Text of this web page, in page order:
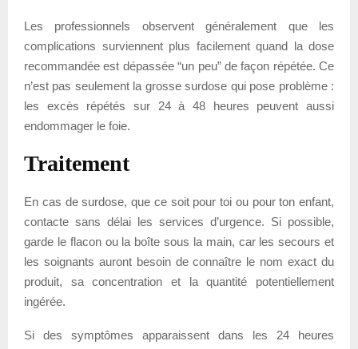
Les professionnels observent généralement que les
complications surviennent plus facilement quand la dose
recommandée est dépassée “un peu” de façon répétée. Ce
n’est pas seulement la grosse surdose qui pose problème :
les excès répétés sur 24 à 48 heures peuvent aussi
endommager le foie.
Traitement
En cas de surdose, que ce soit pour toi ou pour ton enfant,
contacte sans délai les services d’urgence. Si possible,
garde le flacon ou la boîte sous la main, car les secours et
les soignants auront besoin de connaître le nom exact du
produit, sa concentration et la quantité potentiellement
ingérée.
Si des symptômes apparaissent dans les 24 heures